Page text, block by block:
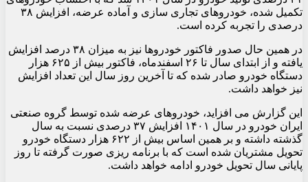
تکمیل شده، خودروهای تجاری سازی و آماده عرضه، افزایش ۳۸
درصدی را تجربه کرده است.
در همین حال صدور فاکتور خودروها نیز به میزان ۳۸ درصد افزایش
یافته و از ابتدای سال تا ۲۶ اسفندماه، فاکتور بیش از ۶۲۵ هزار
دستگاه خودرو صادر شده که تا آخرین روز سال این تعداد افزایش
نیز خواهد داشت.
این گزارش می افزاید، خودروهای عرضه شده توسط گروه صنعتی
ایران خودرو در سال ۱۴۰۱ افزایش ۳۷ درصدی نسبت به سال
گذشته داشته و بر همین اساس بیش از ۶۲۲ هزار دستگاه خودرو
تحویل مشتریان شده است که با برنامه ریزی صورت گرفته تا روز
پایانی سال تحویل خودرو ادامه خواهد داشت.